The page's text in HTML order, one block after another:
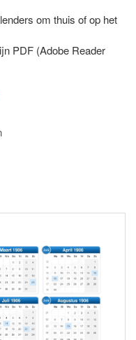
om thuis of op het
PDF (Adobe Reader